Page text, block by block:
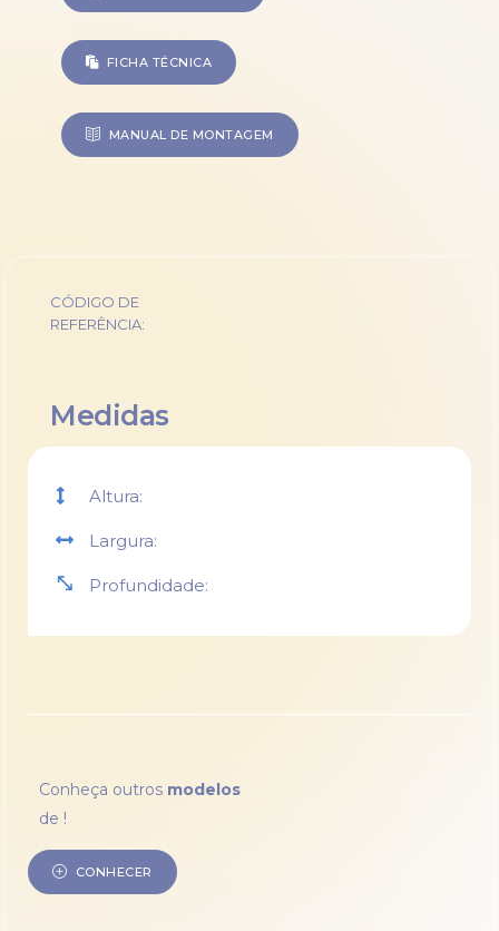
FICHA TÉCNICA
MANUAL DE MONTAGEM
CÓDIGO DE
REFERÊNCIA:
Medidas
Altura:
Largura:
Profundidade:
Conheça outros modelos
de !
CONHECER